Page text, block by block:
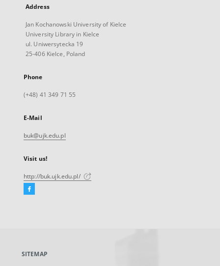
Address
Jan Kochanowski University of Kielce
University Library in Kielce
ul. Uniwersytecka 19
25-406 Kielce, Poland
Phone
(+48) 41 349 71 55
E-Mail
buk@ujk.edu.pl
Visit us!
http://buk.ujk.edu.pl/
Facebook
new
SITEMAP